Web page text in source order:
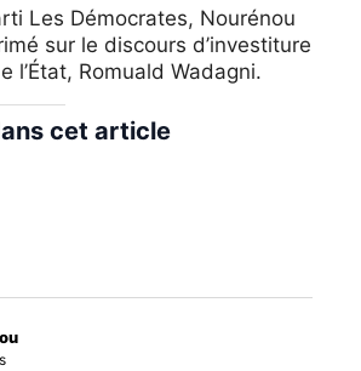
Les Démocrates, Nourénou
sur le discours d’investiture
l’État, Romuald Wadagni.
cet article